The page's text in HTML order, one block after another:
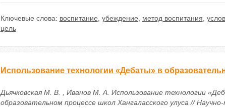
Ключевые слова: воспитание убеждение метод воспитания
цель
Использование технологии «Дебаты» в
Дьячковская М. В. , Иванов М. А. Использование технологии
образовательном процессе школ Хангаласского улуса //